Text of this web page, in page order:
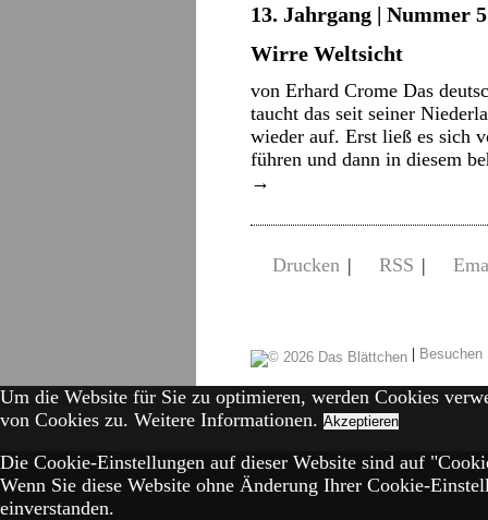
13. Jahrgang | Nummer
Wirre Weltsicht
von Erhard Crome Das
taucht das seit seiner
wieder auf. Erst ließ es sich
führen und dann in diesem
→
Drucken | RSS |
|
Um die Website für Sie zu optimieren, werden Cookies
von Cookies zu. Weitere Informationen. Akzeptieren
Die Cookie-Einstellungen auf dieser Website sind auf
Wenn Sie diese Website ohne Änderung Ihrer Cookie-
einverstanden.